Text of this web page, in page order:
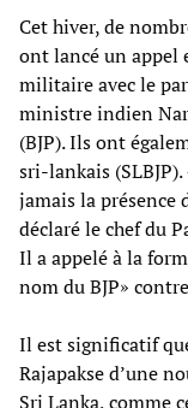
Cet hiver, de
ont lancé un appel
militaire avec le
ministre indien
(BJP). Ils ont
sri-lankais
jamais la présence
déclaré le chef du
Il a appelé à la
nom du BJP»
Il est significatif
Rajapakse d’une
Sri Lanka, comme